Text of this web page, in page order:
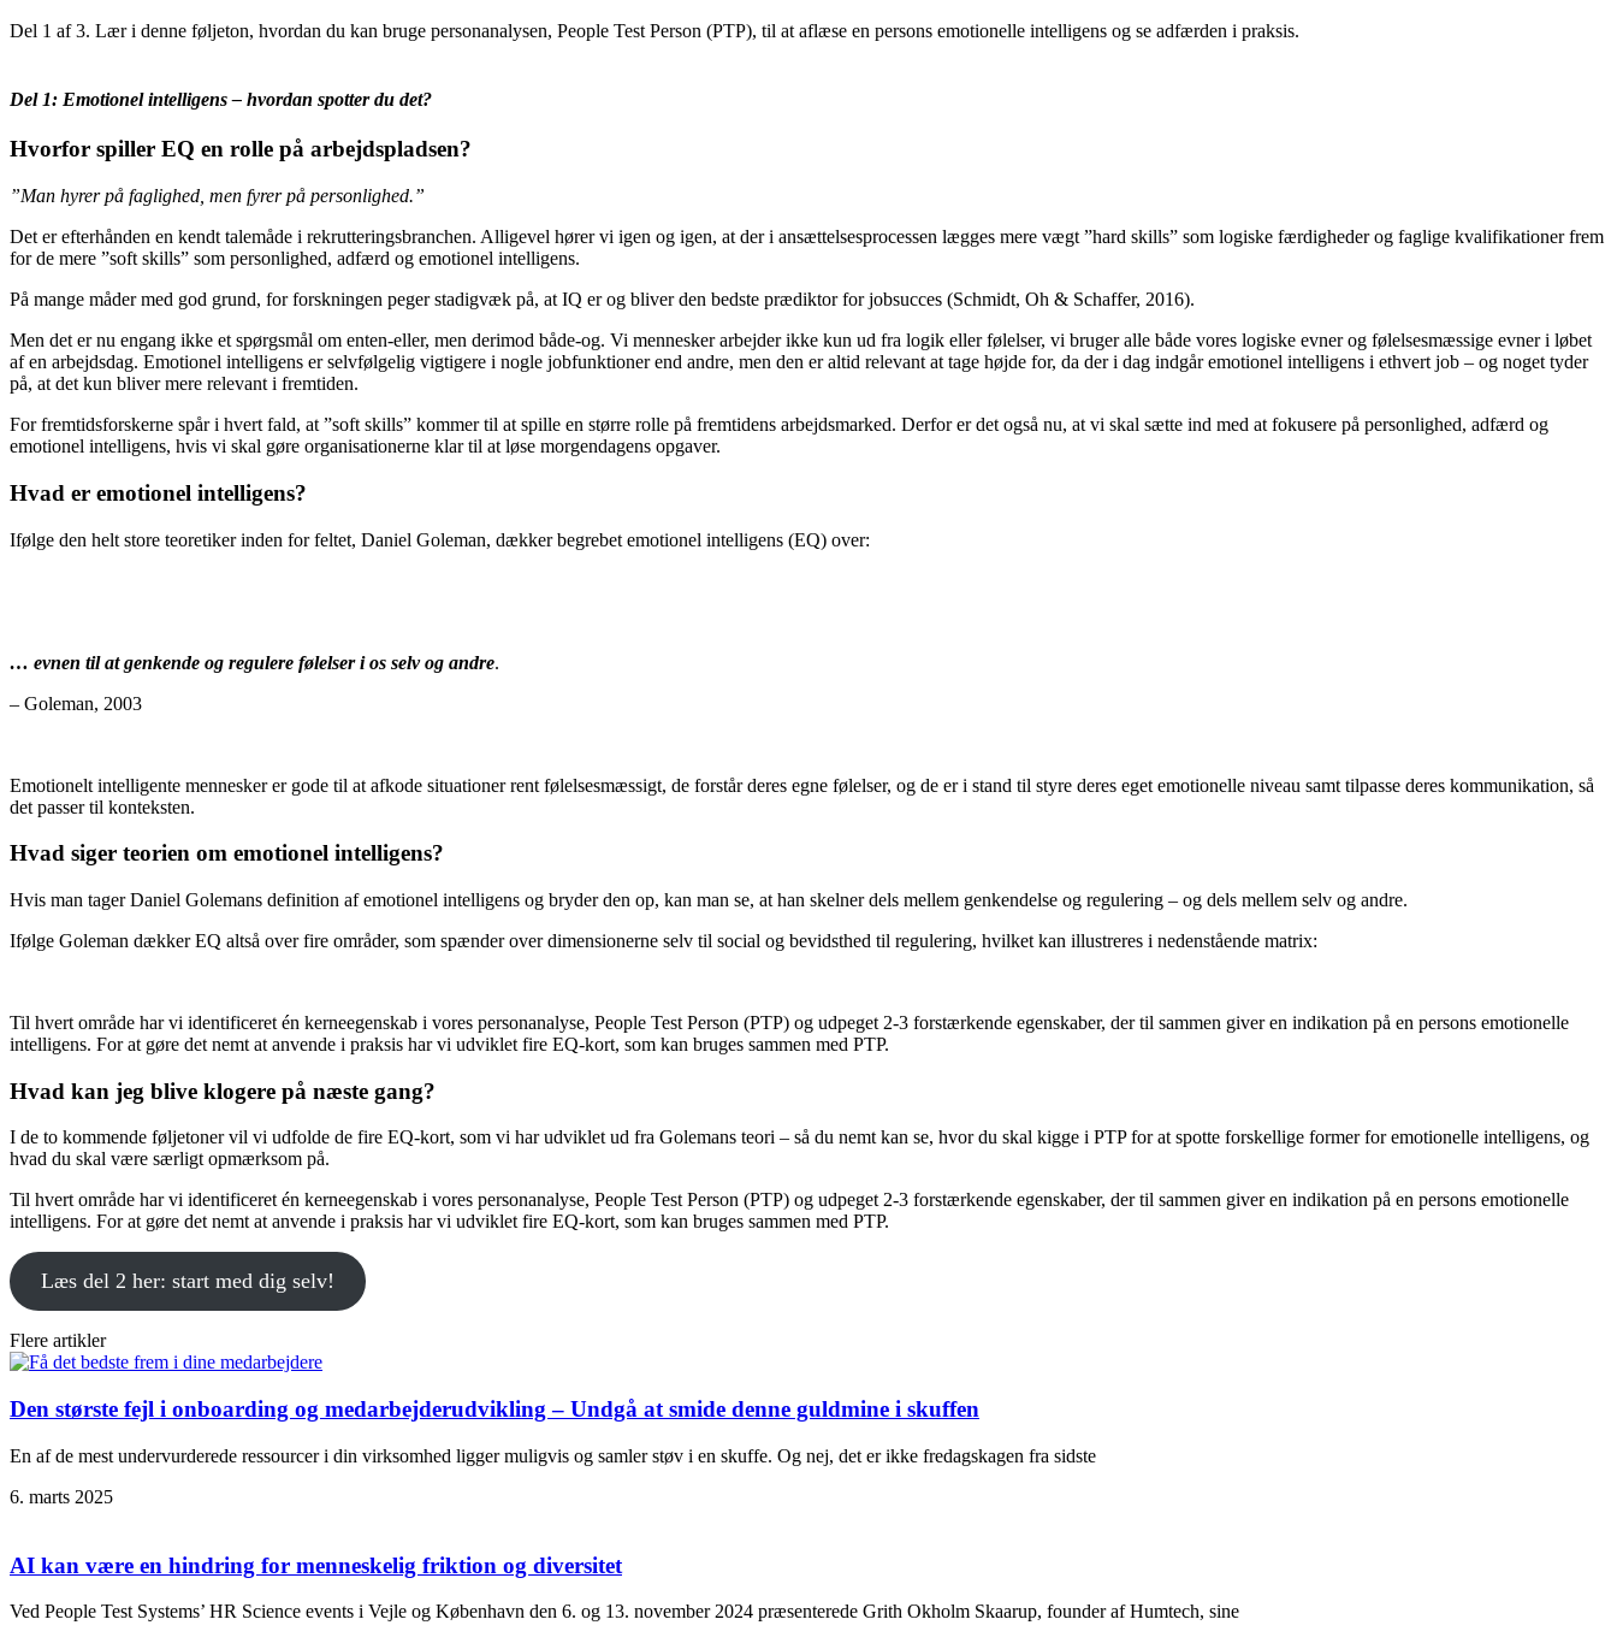
Del 1 af 3. Lær i denne føljeton, hvordan du kan bruge personanalysen, People Test Person (PTP), til at aflæse en persons emotionelle intelligens og se adfærden i praksis.
Del 1: Emotionel intelligens – hvordan spotter du det?
Hvorfor spiller EQ en rolle på arbejdspladsen?
”Man hyrer på faglighed, men fyrer på personlighed.”
Det er efterhånden en kendt talemåde i rekrutteringsbranchen. Alligevel hører vi igen og igen, at der i ansættelsesprocessen lægges mere vægt ”hard skills” som logiske færdigheder og faglige kvalifikationer frem
for de mere ”soft skills” som personlighed, adfærd og emotionel intelligens.
På mange måder med god grund, for forskningen peger stadigvæk på, at IQ er og bliver den bedste prædiktor for jobsucces (Schmidt, Oh & Schaffer, 2016).
Men det er nu engang ikke et spørgsmål om enten-eller, men derimod både-og. Vi mennesker arbejder ikke kun ud fra logik eller følelser, vi bruger alle både vores logiske evner og følelsesmæssige evner i løbet
af en arbejdsdag. Emotionel intelligens er selvfølgelig vigtigere i nogle jobfunktioner end andre, men den er altid relevant at tage højde for, da der i dag indgår emotionel intelligens i ethvert job – og noget tyder
på, at det kun bliver mere relevant i fremtiden.
For fremtidsforskerne spår i hvert fald, at ”soft skills” kommer til at spille en større rolle på fremtidens arbejdsmarked. Derfor er det også nu, at vi skal sætte ind med at fokusere på personlighed, adfærd og
emotionel intelligens, hvis vi skal gøre organisationerne klar til at løse morgendagens opgaver.
Hvad er emotionel intelligens?
Ifølge den helt store teoretiker inden for feltet, Daniel Goleman, dækker begrebet emotionel intelligens (EQ) over:
… evnen til at genkende og regulere følelser i os selv og andre.
– Goleman, 2003
Emotionelt intelligente mennesker er gode til at afkode situationer rent følelsesmæssigt, de forstår deres egne følelser, og de er i stand til styre deres eget emotionelle niveau samt tilpasse deres kommunikation, så
det passer til konteksten.
Hvad siger teorien om emotionel intelligens?
Hvis man tager Daniel Golemans definition af emotionel intelligens og bryder den op, kan man se, at han skelner dels mellem genkendelse og regulering – og dels mellem selv og andre.
Ifølge Goleman dækker EQ altså over fire områder, som spænder over dimensionerne selv til social og bevidsthed til regulering, hvilket kan illustreres i nedenstående matrix:
Til hvert område har vi identificeret én kerneegenskab i vores personanalyse, People Test Person (PTP) og udpeget 2-3 forstærkende egenskaber, der til sammen giver en indikation på en persons emotionelle
intelligens. For at gøre det nemt at anvende i praksis har vi udviklet fire EQ-kort, som kan bruges sammen med PTP.
Hvad kan jeg blive klogere på næste gang?
I de to kommende føljetoner vil vi udfolde de fire EQ-kort, som vi har udviklet ud fra Golemans teori – så du nemt kan se, hvor du skal kigge i PTP for at spotte forskellige former for emotionelle intelligens, og
hvad du skal være særligt opmærksom på.
Til hvert område har vi identificeret én kerneegenskab i vores personanalyse, People Test Person (PTP) og udpeget 2-3 forstærkende egenskaber, der til sammen giver en indikation på en persons emotionelle
intelligens. For at gøre det nemt at anvende i praksis har vi udviklet fire EQ-kort, som kan bruges sammen med PTP.
Læs del 2 her: start med dig selv!
Flere artikler
Den største fejl i onboarding og medarbejderudvikling – Undgå at smide denne guldmine i skuffen
En af de mest undervurderede ressourcer i din virksomhed ligger muligvis og samler støv i en skuffe. Og nej, det er ikke fredagskagen fra sidste
6. marts 2025
AI kan være en hindring for menneskelig friktion og diversitet
Ved People Test Systems’ HR Science events i Vejle og København den 6. og 13. november 2024 præsenterede Grith Okholm Skaarup, founder af Humtech, sine